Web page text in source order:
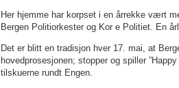
Her hjemme har korpset i en årrekke vært
Bergen Politiorkester og Kor e Politiet. En
Det er blitt en tradisjon hver 17. mai, at
hovedprosesjonen; stopper og spiller
tilskuerne rundt Engen.